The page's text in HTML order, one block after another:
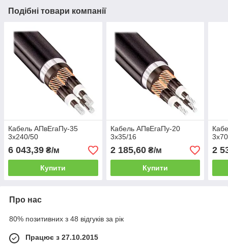
Подібні товари компанії
Кабель АПвЕгаПу‑35
3х240/50
6 043,39 ₴/м
Купити
Кабель АПвЕгаПу‑20
3х35/16
2 185,60₴/м
Купити
2
Про нас
80% позитивних з 48 відгуків за рік
Працює з 27.10.2015